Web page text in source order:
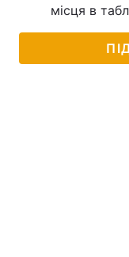
місця в